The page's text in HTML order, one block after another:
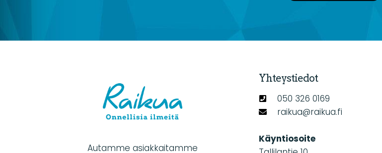
Autamme asiakkaitamme
Yhteystiedot
050 326 0169
raikua@raikua.fi
Käyntiosoite